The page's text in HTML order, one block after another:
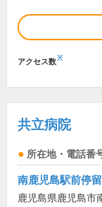
アクセス数※
共立病院
所在地・電話番
南鹿児島駅前停
鹿児島県鹿児島市